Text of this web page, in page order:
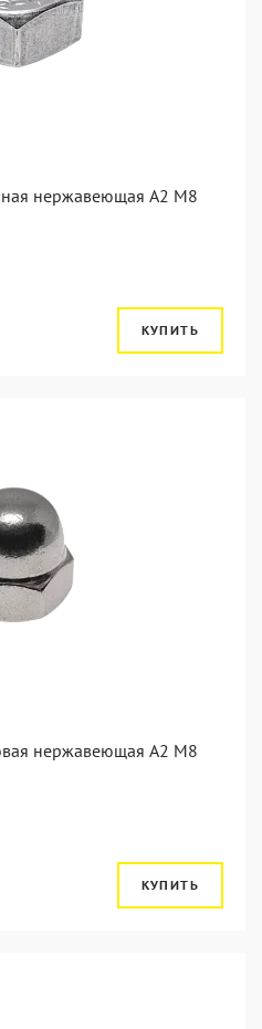
нержавеющая А2 М8
КУПИТЬ
нержавеющая А2 М8
КУПИТЬ